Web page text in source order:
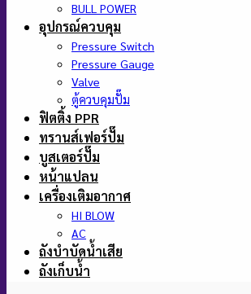
BULL POWER
อุปกรณ์ควบคุม
Pressure Switch
Pressure Gauge
Valve
ตู้ควบคุมปั๊ม
ฟิตติ้ง PPR
ทรานส์เฟอร์ปั๊ม
บูสเตอร์ปั๊ม
หน้าแปลน
เครื่องเติมอากาศ
HI BLOW
AC
ถังบำบัดน้ำเสีย
ถังเก็บน้ำ